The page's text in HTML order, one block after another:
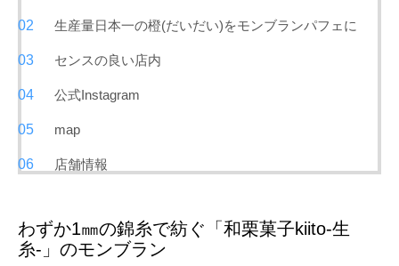
生産量日本一の橙(だいだい)をモンブランパフェに
センスの良い店内
公式Instagram
map
店舗情報
わずか1㎜の錦糸で紡ぐ「和栗菓子kiito-生
糸-」のモンブラン